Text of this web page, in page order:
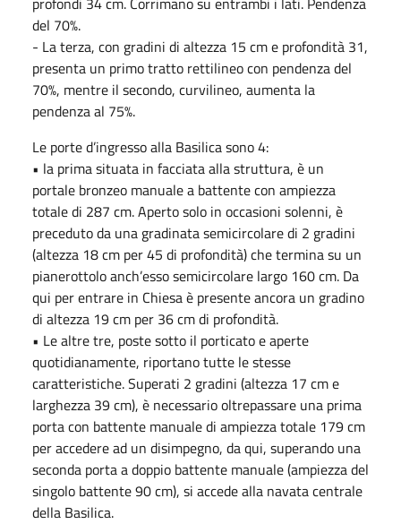
del 70%.
- La terza, con gradini di altezza 15 cm e profondità 31,
presenta un primo tratto rettilineo con pendenza del
70%, mentre il secondo, curvilineo, aumenta la
pendenza al 75%.
Le porte d’ingresso alla Basilica sono 4:
• la prima situata in facciata alla struttura, è un
portale bronzeo manuale a battente con ampiezza
totale di 287 cm. Aperto solo in occasioni solenni, è
preceduto da una gradinata semicircolare di 2 gradini
(altezza 18 cm per 45 di profondità) che termina su un
pianerottolo anch’esso semicircolare largo 160 cm. Da
qui per entrare in Chiesa è presente ancora un gradino
di altezza 19 cm per 36 cm di profondità.
• Le altre tre, poste sotto il porticato e aperte
quotidianamente, riportano tutte le stesse
caratteristiche. Superati 2 gradini (altezza 17 cm e
larghezza 39 cm), è necessario oltrepassare una prima
porta con battente manuale di ampiezza totale 179 cm
per accedere ad un disimpegno, da qui, superando una
seconda porta a doppio battente manuale (ampiezza del
singolo battente 90 cm), si accede alla navata centrale
della Basilica.